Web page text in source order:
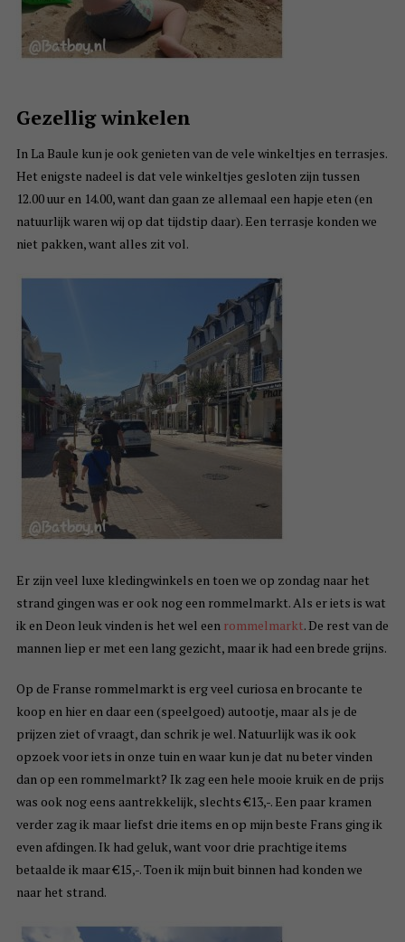
Gezellig winkelen
In La Baule kun je ook genieten van de vele winkeltjes en terrasjes.
Het enigste nadeel is dat vele winkeltjes gesloten zijn tussen
12.00 uur en 14.00, want dan gaan ze allemaal een hapje eten (en
natuurlijk waren wij op dat tijdstip daar). Een terrasje konden we
niet pakken, want alles zit vol.
Er zijn veel luxe kledingwinkels en toen we op zondag naar het
strand gingen was er ook nog een rommelmarkt. Als er iets is wat
ik en Deon leuk vinden is het wel een rommelmarkt. De rest van de
mannen liep er met een lang gezicht, maar ik had een brede grijns.
Op de Franse rommelmarkt is erg veel curiosa en brocante te
koop en hier en daar een (speelgoed) autootje, maar als je de
prijzen ziet of vraagt, dan schrik je wel. Natuurlijk was ik ook
opzoek voor iets in onze tuin en waar kun je dat nu beter vinden
dan op een rommelmarkt? Ik zag een hele mooie kruik en de prijs
was ook nog eens aantrekkelijk, slechts €13,-. Een paar kramen
verder zag ik maar liefst drie items en op mijn beste Frans ging ik
even afdingen. Ik had geluk, want voor drie prachtige items
betaalde ik maar €15,-. Toen ik mijn buit binnen had konden we
naar het strand.